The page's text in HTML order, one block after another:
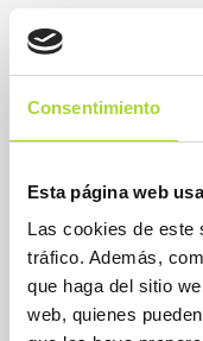
Consentimiento
Esta página web
Las cookies de este
tráfico. Además,
que haga del sitio
web, quienes
BioSim
Asociación Española